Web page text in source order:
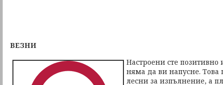
ВЕЗНИ
Настроени сте
няма да ви напусне. Това
лесни за изпълнение, а